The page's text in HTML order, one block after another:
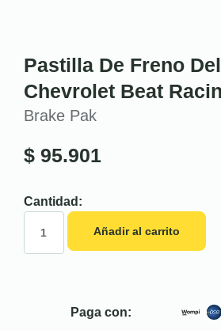
Pastilla De Freno
Chevrolet Beat
Brake Pak
$ 95.901
Cantidad:
Añadir al carrito
Paga con: